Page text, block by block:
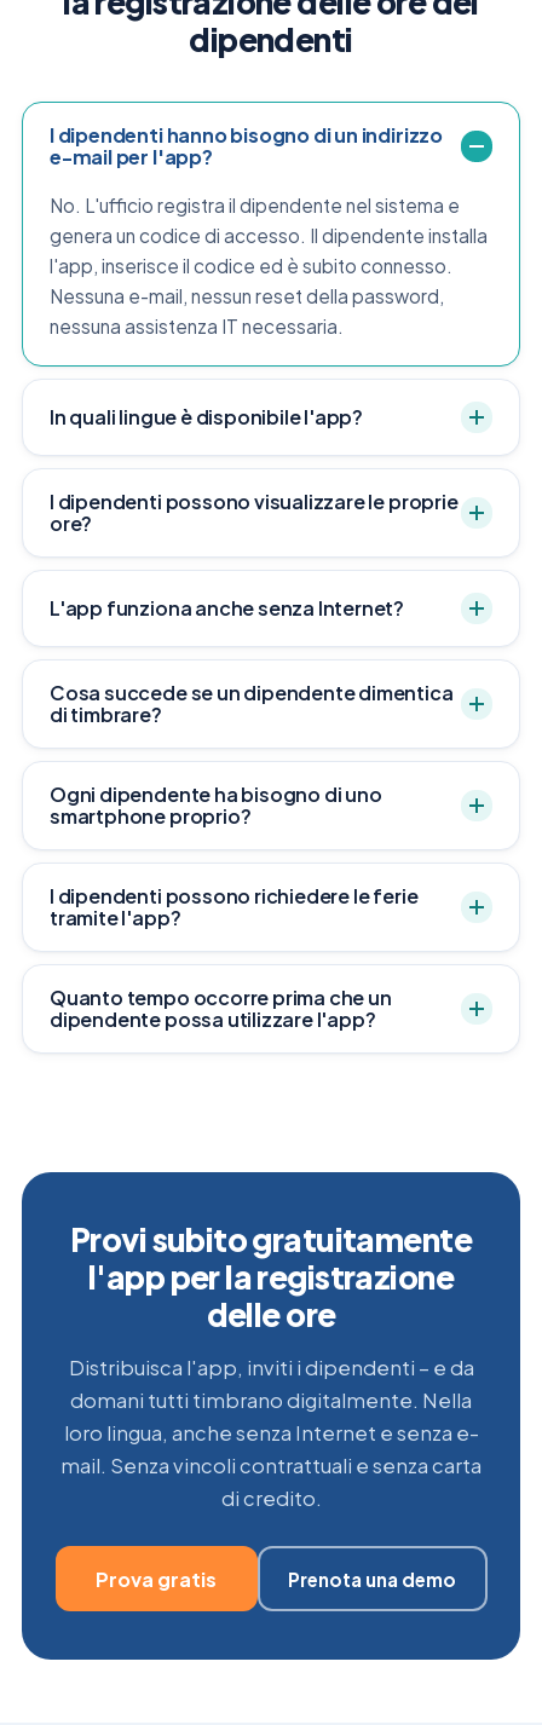
dipendenti
I dipendenti hanno bisogno di un indirizzo
e-mail per l'app?
No. L'ufficio registra il dipendente nel sistema e
genera un codice di accesso. Il dipendente installa
l'app, inserisce il codice ed è subito connesso.
Nessuna e-mail, nessun reset della password,
nessuna assistenza IT necessaria.
In quali lingue è disponibile l'app?
I dipendenti possono visualizzare le proprie
ore?
L'app funziona anche senza Internet?
Cosa succede se un dipendente dimentica
di timbrare?
Ogni dipendente ha bisogno di uno
smartphone proprio?
I dipendenti possono richiedere le ferie
tramite l'app?
Quanto tempo occorre prima che un
dipendente possa utilizzare l'app?
Provi subito gratuitamente
l'app per la registrazione
delle ore
Distribuisca l'app, inviti i dipendenti – e da
domani tutti timbrano digitalmente. Nella
loro lingua, anche senza Internet e senza e-
mail. Senza vincoli contrattuali e senza carta
di credito.
Prova gratis Prenota una demo